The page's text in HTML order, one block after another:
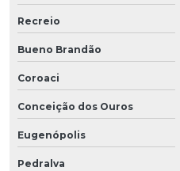
Recreio
Bueno Brandão
Coroaci
Conceição dos Ouros
Eugenópolis
Pedralva